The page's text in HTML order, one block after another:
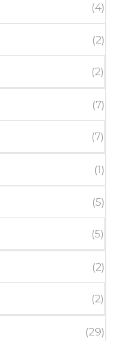
(4)
(2)
(2)
(7)
(7)
(1)
(5)
(5)
(2)
(2)
(29)